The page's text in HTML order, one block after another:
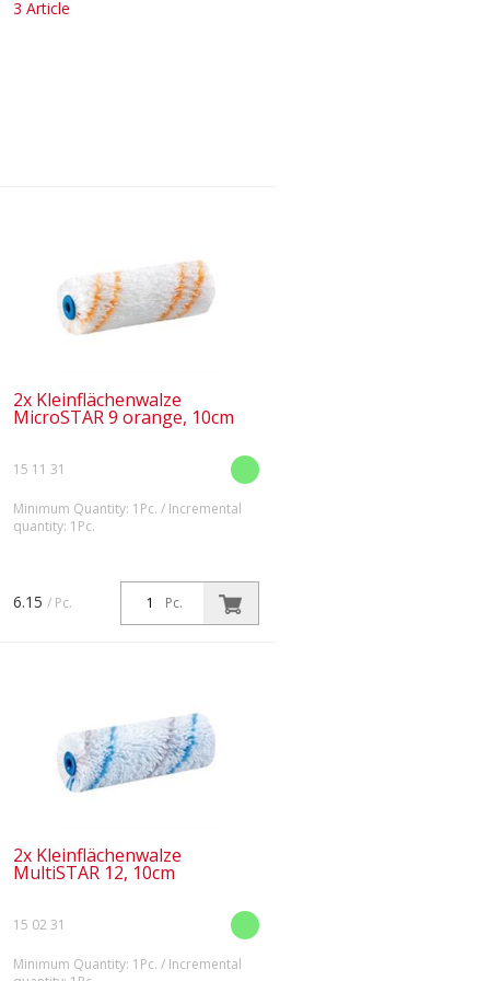
3 Article
2x Kleinflächenwalze
MicroSTAR 9 orange, 10cm
15 11 31
Minimum Quantity: 1Pc. / Incremental
quantity: 1Pc.
Materialien: MicroSTAR 9 hält und
verteilt dünnflüssige Stoffe
zuverlässig.
Pc.
6.15 / Pc.
2x Kleinflächenwalze
MultiSTAR 12, 10cm
15 02 31
Minimum Quantity: 1Pc. / Incremental